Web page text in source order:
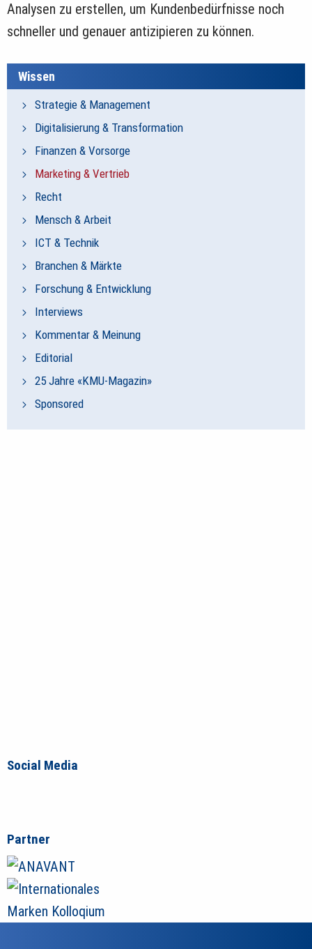
Analysen zu erstellen, um Kundenbedürfnisse noch
schneller und genauer antizipieren zu können.
Wissen
Strategie & Management
Digitalisierung & Transformation
Finanzen & Vorsorge
Marketing & Vertrieb
Recht
Mensch & Arbeit
ICT & Technik
Branchen & Märkte
Forschung & Entwicklung
Interviews
Kommentar & Meinung
Editorial
25 Jahre «KMU-Magazin»
Sponsored
Social Media
Partner